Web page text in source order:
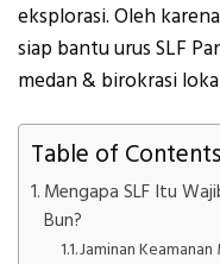
eksplorasi. Oleh
siap bantu urus SLF
medan & birokrasi
Table of Contents
Mengapa SLF Itu
Bun?
Jaminan Keamanan